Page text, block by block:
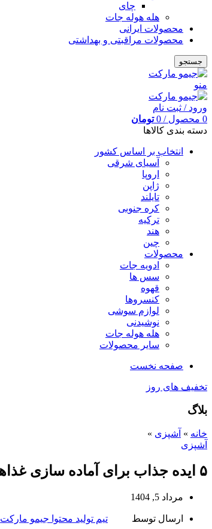
چای
هله هوله جات
محصولات ایرانی
محصولات مراقبتی و بهداشتی
جستجو
منو
ورود / ثبت نام
0 محصول /
0 تومان
دسته بندی کالاها
انتخاب بر اساس کشور
آسیای شرقی
اروپا
ژاپن
تایلند
کره جنوبی
ترکیه
هند
چین
محصولات
ادویه جات
سس ها
قهوه
کنسروها
لوازم سوشی
نوشیدنی
هله هوله جات
سایر محصولات
صفحه نخست
تخفیف های روز
بلاگ
خانه » آشپزی »
آشپزی
۵ ایده جذاب برای آماده‌ سازی غذاهای آسیایی در یک روز
مرداد 5, 1404
ارسال توسط تیم تولید محتوا جیمو مارکت